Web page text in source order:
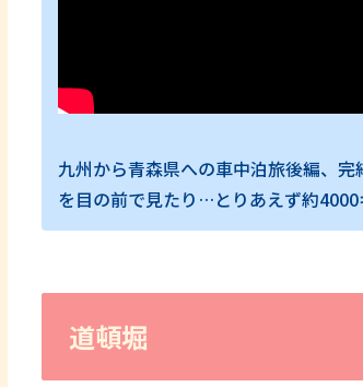
九州から青森県への車中泊旅後編、
を目の前で見たり…とりあえず約4000
道頓堀